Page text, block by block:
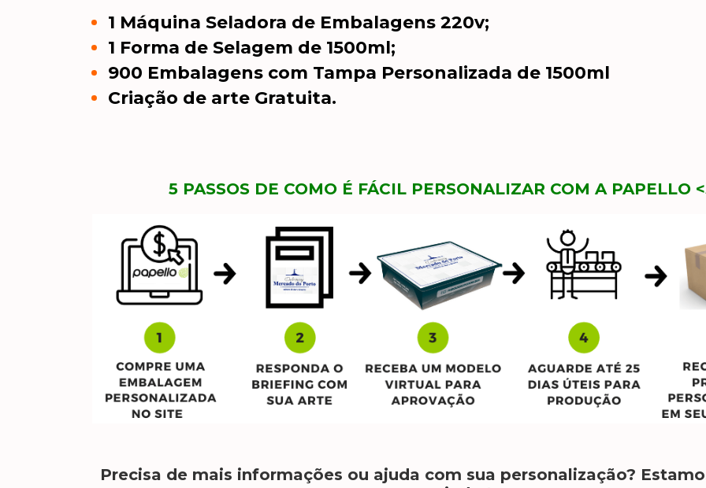
1 Máquina Seladora de Embalagens 220v;
1 Forma de Selagem de 1500ml;
900 Embalagens com Tampa Personalizada de 1500ml
Criação de arte Gratuita.
5 PASSOS DE COMO É FÁCIL PERSONALIZAR COM A PAPELLO
Precisa de mais informações ou ajuda com sua personalização?